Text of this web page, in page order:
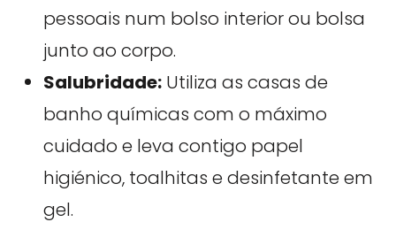
pessoais num bolso interior ou bolsa
junto ao corpo.
Salubridade:Utiliza as casas de
banho químicas com o máximo
cuidado e leva contigo papel
higiénico, toalhitas e desinfetante em
gel.